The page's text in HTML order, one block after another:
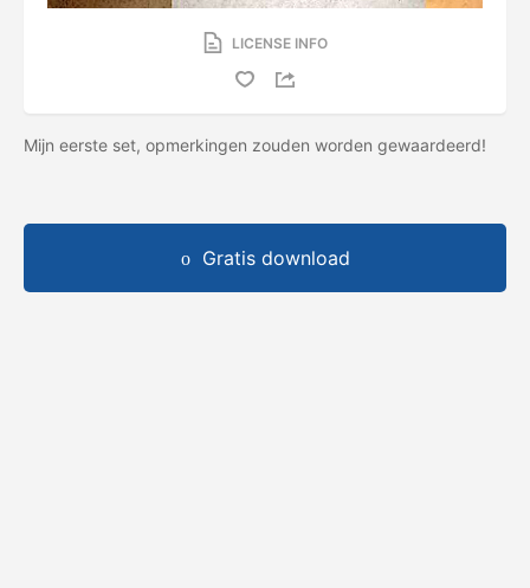
LICENSE INFO
Mijn eerste set, opmerkingen zouden worden gewaardeerd!
Gratis download